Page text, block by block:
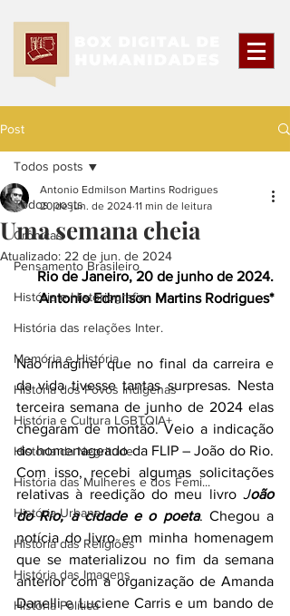
Post
Todos posts
Crônicas
Pensamento Brasileiro
História e Historiografia
História das relações Inter.
Memória e História
História dos Povos Indígenas
História e Cultura LGBTQIA+
Historia da Negritude
História das Mulheres e dos Femi...
História Urbana
História das Religiões
História das Imagens
História Política
Todos posts
Uma semana cheia
Antonio Edmilson Martins Rodrigues
20 de jun. de 2024 11 min de leitura
Atualizado: 22 de jun. de 2024
Rio de Janeiro, 20 de junho de 2024.
Antonio Edmilson Martins Rodrigues*
Não imaginei que no final da carreira e
da vida tivesse tantas surpresas. Nesta
terceira semana de junho de 2024 elas
chegaram de montão. Veio a indicação
do homenageado da FLIP – João do Rio.
Com isso, recebi algumas solicitações
relativas à reedição do meu livro João
do Rio, a cidade e o poeta. Chegou a
notícia do livro em minha homenagem
que se materializou no fim da semana
anterior com a organização de Amanda
Danelli e Luciene Carris e um bando de